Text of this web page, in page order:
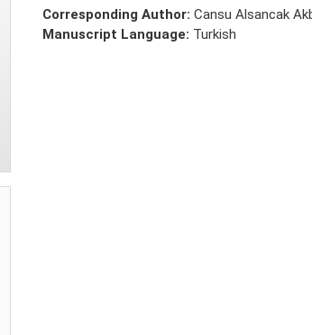
Corresponding Author: Cansu Alsancak
Manuscript Language: Turkish